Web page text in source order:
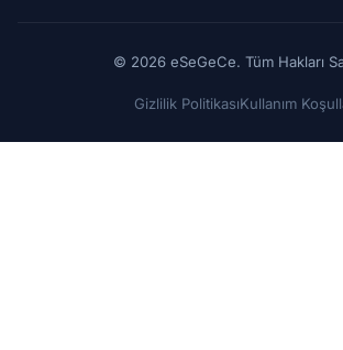
© 2026 eSeGeCe. Tüm Hakları
Gizlilik PolitikasıKullanım